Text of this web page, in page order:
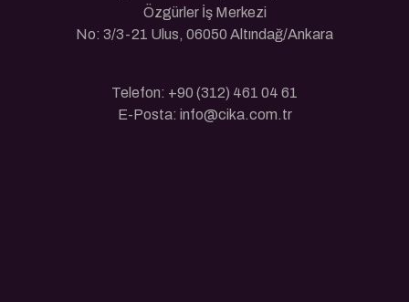
Özgürler İş Merkezi
No: 3/3-21 Ulus, 06050 Altındağ/Ankara
Telefon: +90 (312) 461 04 61
E-Posta: info@cika.com.tr